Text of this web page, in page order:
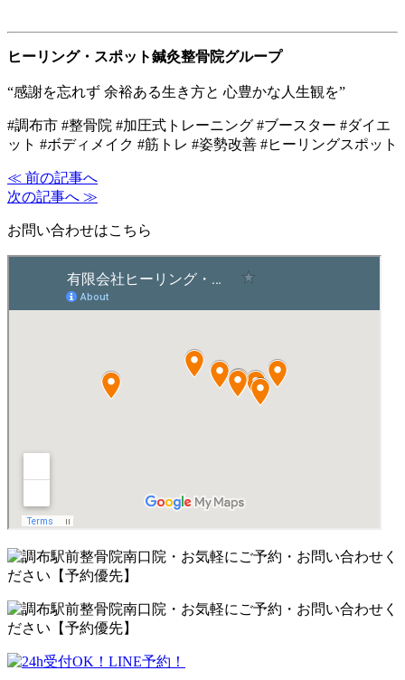
ヒーリング・スポット鍼灸整骨院グループ
“感謝を忘れず 余裕ある生き方と 心豊かな人生観を”
#調布市 #整骨院 #加圧式トレーニング #ブースター #ダイエ
ット #ボディメイク #筋トレ #姿勢改善 #ヒーリングスポット
≪ 前の記事へ
次の記事へ ≫
お問い合わせはこちら